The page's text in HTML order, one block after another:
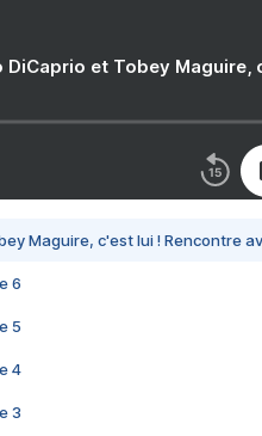
DiCaprio et Tobey
Maguire, c'est lui ! Rencontre
6
5
4
3